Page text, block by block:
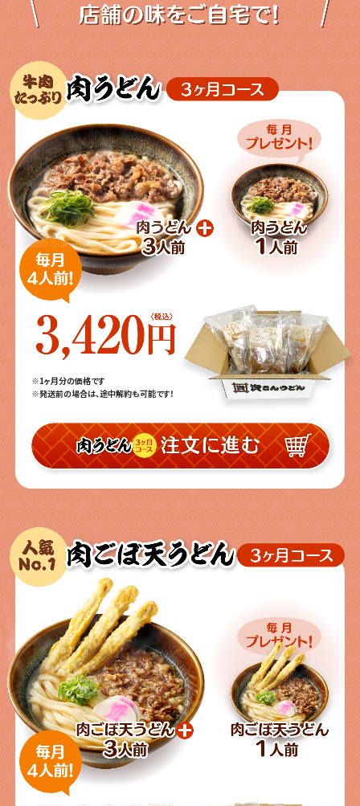
※1ヶ月分の価格です
※発送前の場合は、途中解約も可能です！